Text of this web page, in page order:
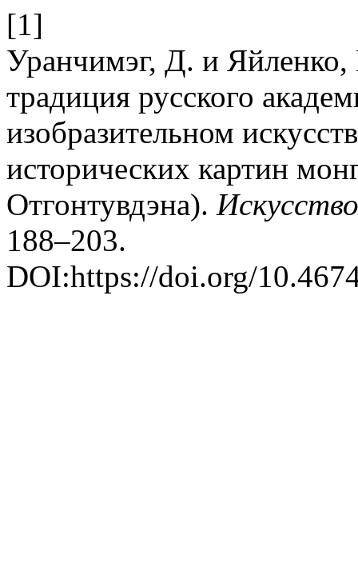
[1]
Уранчимэг, Д. и
традиция русского
изобразительном
исторических картин
Отгонтувдэна).
188–203.
DOI:https://doi.org/